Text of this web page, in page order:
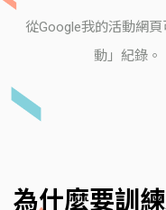
從Google我的活動網
動」紀錄。
為什麼要訓